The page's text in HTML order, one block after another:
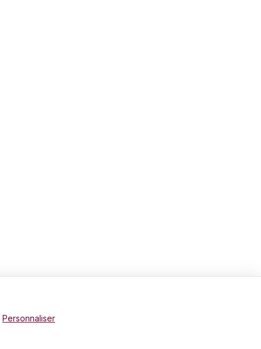
Personnaliser